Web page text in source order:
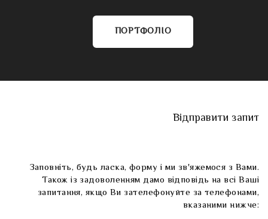
ПОРТФОЛІО
Відправити запит
Заповніть, будь ласка, форму і ми зв'яжемося з Вами.
Також із задоволенням дамо відповідь на всі Ваші
запитання, якщо Ви зателефонуйте за телефонами,
вказаними нижче: